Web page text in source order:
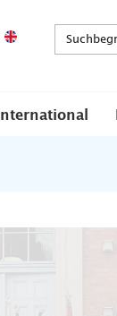
International